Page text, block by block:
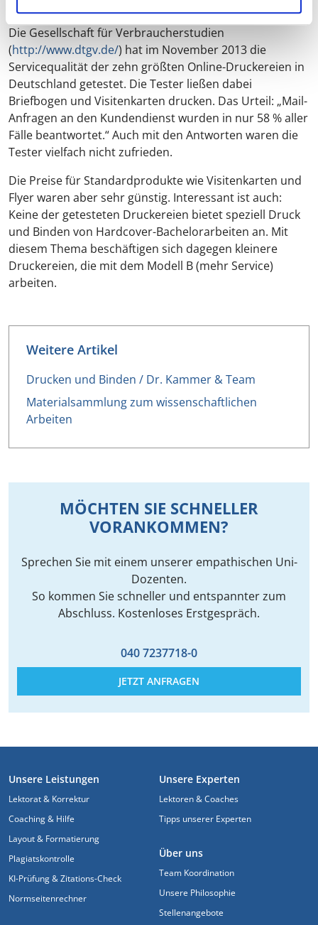
Die Gesellschaft für Verbraucherstudien
(http://www.dtgv.de/) hat im November 2013 die
Servicequalität der zehn größten Online-Druckereien in
Deutschland getestet. Die Tester ließen dabei
Briefbogen und Visitenkarten drucken. Das Urteil: „Mail-
Anfragen an den Kundendienst wurden in nur 58 % aller
Fälle beantwortet.“ Auch mit den Antworten waren die
Tester vielfach nicht zufrieden.
Die Preise für Standardprodukte wie Visitenkarten und
Flyer waren aber sehr günstig. Interessant ist auch:
Keine der getesteten Druckereien bietet speziell Druck
und Binden von Hardcover-Bachelorarbeiten an. Mit
diesem Thema beschäftigen sich dagegen kleinere
Druckereien, die mit dem Modell B (mehr Service)
arbeiten.
Weitere Artikel
Drucken und Binden / Dr. Kammer & Team
Materialsammlung zum wissenschaftlichen
Arbeiten
MÖCHTEN SIE SCHNELLER
VORANKOMMEN?
Sprechen Sie mit einem unserer empathischen Uni-
Dozenten.
So kommen Sie schneller und entspannter zum
Abschluss. Kostenloses Erstgespräch.
040 7237718-0
JETZT ANFRAGEN
FUSSZEILE
Unsere Leistungen
Lektorat & Korrektur
Coaching & Hilfe
Layout & Formatierung
Plagiatskontrolle
KI-Prüfung & Zitations-Check
Normseitenrechner
Unsere Experten
Lektoren & Coaches
Tipps unserer Experten
Über uns
Team Koordination
Unsere Philosophie
Stellenangebote